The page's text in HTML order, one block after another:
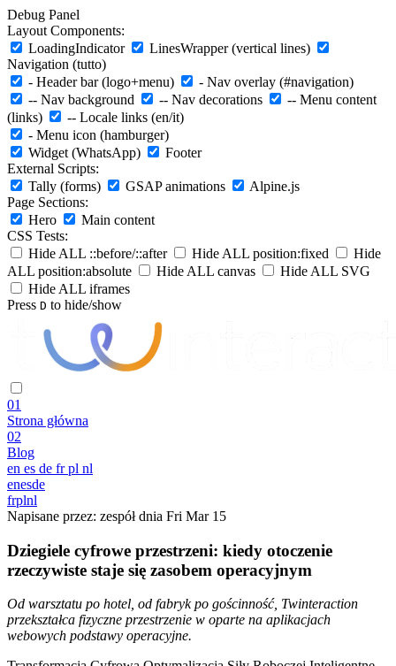
Debug Panel
Layout Components:
LoadingIndicator
LinesWrapper (vertical lines)
Navigation (tutto)
- Header bar (logo+menu)
- Nav overlay (#navigation)
-- Nav background
-- Nav decorations
-- Menu content
(links)
-- Locale links (en/it)
- Menu icon (hamburger)
Widget (WhatsApp)
Footer
External Scripts:
Tally (forms)
GSAP animations
Alpine.js
Page Sections:
Hero
Main content
CSS Tests:
Hide ALL ::before/::after
Hide ALL position:fixed
Hide
ALL position:absolute
Hide ALL canvas
Hide ALL SVG
Hide ALL iframes
Press D to hide/show
01
Strona główna
02
Blog
en es de fr pl nl
enesde
frplnl
Napisane przez: zespół dnia Fri Mar 15
Dziegiele cyfrowe przestrzeni: kiedy otoczenie
rzeczywiste staje się zasobem operacyjnym
Od warsztatu po hotel, od fabryk po gościnność, Twinteraction
przekształca fizyczne przestrzenie w oparte na aplikacjach
webowych podstawy operacyjne.